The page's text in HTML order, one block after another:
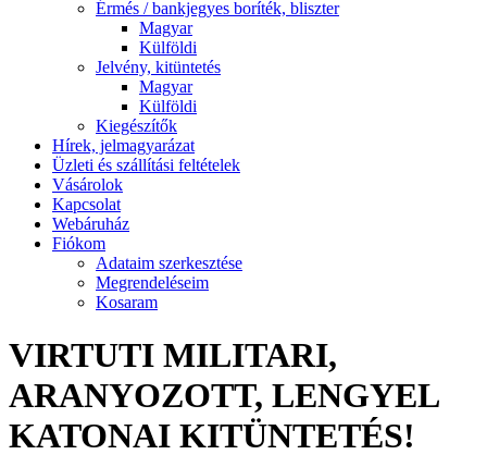
Érmés / bankjegyes boríték, bliszter
Magyar
Külföldi
Jelvény, kitüntetés
Magyar
Külföldi
Kiegészítők
Hírek, jelmagyarázat
Üzleti és szállítási feltételek
Vásárolok
Kapcsolat
Webáruház
Fiókom
Adataim szerkesztése
Megrendeléseim
Kosaram
VIRTUTI MILITARI,
ARANYOZOTT, LENGYEL
KATONAI KITÜNTETÉS!